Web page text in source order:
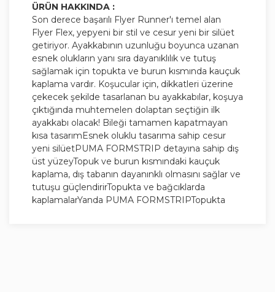
ÜRÜN HAKKINDA :
Son derece başarılı Flyer Runner'ı temel alan
Flyer Flex, yepyeni bir stil ve cesur yeni bir silüet
getiriyor. Ayakkabının uzunluğu boyunca uzanan
esnek olukların yanı sıra dayanıklılık ve tutuş
sağlamak için topukta ve burun kısmında kauçuk
kaplama vardır. Koşucular için, dikkatleri üzerine
çekecek şekilde tasarlanan bu ayakkabılar, koşuya
çıktığında muhtemelen dolaptan seçtiğin ilk
ayakkabı olacak! Bileği tamamen kapatmayan
kısa tasarımEsnek oluklu tasarıma sahip cesur
yeni silüetPUMA FORMSTRIP detayına sahip dış
üst yüzeyTopuk ve burun kısmındaki kauçuk
kaplama, dış tabanın dayanınklı olmasını sağlar ve
tutuşu güçlendirirTopukta ve bağcıklarda
kaplamalarYanda PUMA FORMSTRIPTopukta